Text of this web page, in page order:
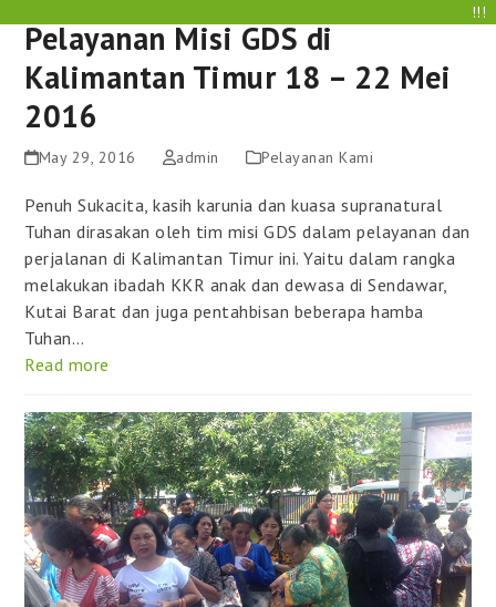
Pelayanan Misi GDS di
Kalimantan Timur 18 – 22 Mei
2016
May 29, 2016 admin Pelayanan Kami
Penuh Sukacita, kasih karunia dan kuasa supranatural
Tuhan dirasakan oleh tim misi GDS dalam pelayanan dan
perjalanan di Kalimantan Timur ini. Yaitu dalam rangka
melakukan ibadah KKR anak dan dewasa di Sendawar,
Kutai Barat dan juga pentahbisan beberapa hamba
Tuhan…
Read more
!!!